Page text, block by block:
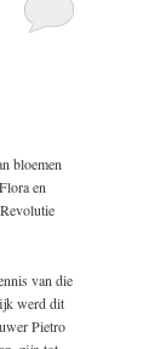
bloemen
en
van die
werd dit
Pietro